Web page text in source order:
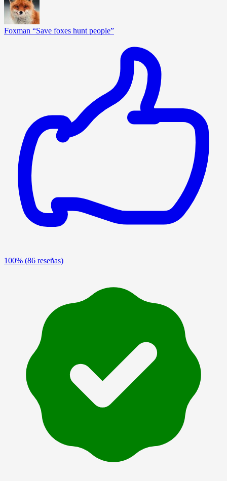
Foxman “Save foxes hunt people”
100% (86 reseñas)